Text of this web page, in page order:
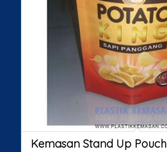
Kemasan Stand Up Pouch